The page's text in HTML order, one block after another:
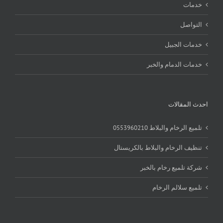
خدمات
التواصل
خدمات الجبيل
خدمات الدمام والخبر
احدث المقالات
تلميع الرخام والبلاط 0553960210
تنظيف الرخام والبلاط بالكريستال
شركة تلميع رخام بالخبر
تلميع سلالم الرخام